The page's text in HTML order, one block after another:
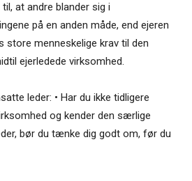
at andre blander sig i
på en anden måde, end ejeren
store menneskelige krav til den
ejerledede virksomhed.
leder: • Har du ikke tidligere
og kender den særlige
bør du tænke dig godt om, før du